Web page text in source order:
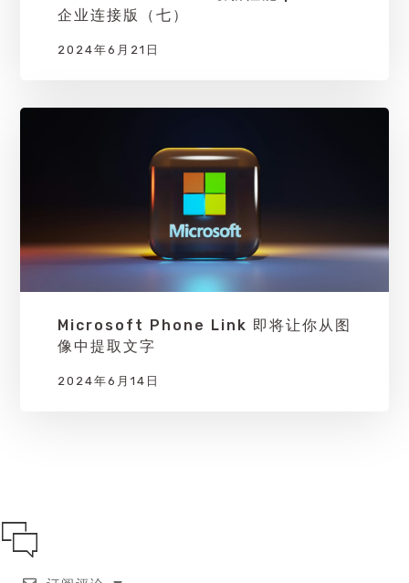
企业连接版（七）
2024年6月21日
Microsoft Phone Link 即将让你从图
像中提取文字
2024年6月14日